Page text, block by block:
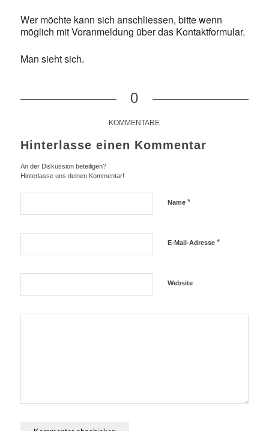
Wer möchte kann sich anschliessen, bitte wenn
möglich mit Voranmeldung über das Kontaktformular.
Man sieht sich.
0
KOMMENTARE
Hinterlasse einen Kommentar
An der Diskussion beteiligen?
Hinterlasse uns deinen Kommentar!
Name *
E-Mail-Adresse *
Website